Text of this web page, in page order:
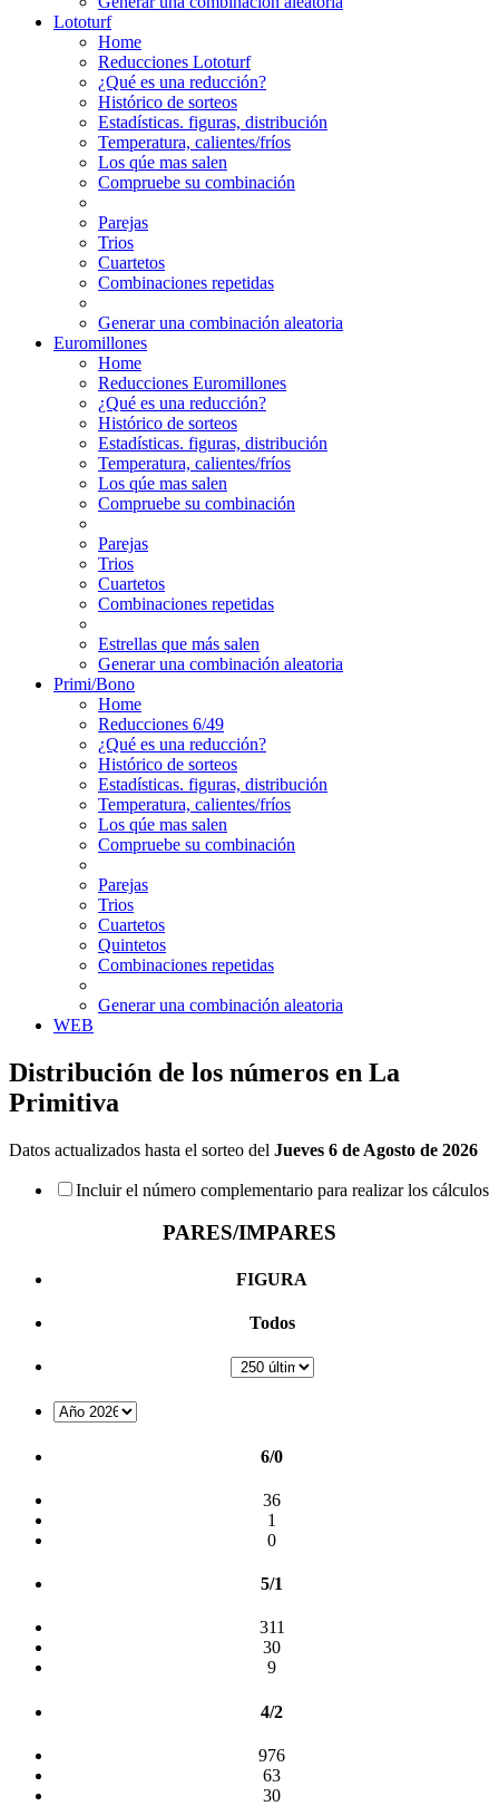
Lototurf
Home
Reducciones Lototurf
¿Qué es una reducción?
Histórico de sorteos
Estadísticas. figuras, distribución
Temperatura, calientes/fríos
Los qúe mas salen
Compruebe su combinación
Parejas
Trios
Cuartetos
Combinaciones repetidas
Generar una combinación aleatoria
Euromillones
Home
Reducciones Euromillones
¿Qué es una reducción?
Histórico de sorteos
Estadísticas. figuras, distribución
Temperatura, calientes/fríos
Los qúe mas salen
Compruebe su combinación
Parejas
Trios
Cuartetos
Combinaciones repetidas
Estrellas que más salen
Generar una combinación aleatoria
Primi/Bono
Home
Reducciones 6/49
¿Qué es una reducción?
Histórico de sorteos
Estadísticas. figuras, distribución
Temperatura, calientes/fríos
Los qúe mas salen
Compruebe su combinación
Parejas
Trios
Cuartetos
Quintetos
Combinaciones repetidas
Generar una combinación aleatoria
WEB
Distribución de los números en La
Primitiva
Datos actualizados hasta el sorteo del Jueves 6 de Agosto de 2026
Incluir el número complementario para realizar los cálculos
PARES/IMPARES
FIGURA
Todos
6/0
36
1
0
5/1
311
30
9
4/2
976
63
30